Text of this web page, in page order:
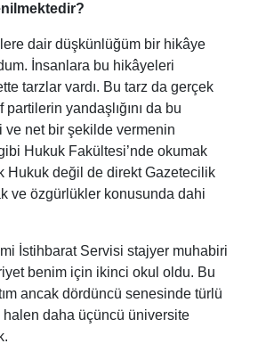
dair düşkünlüğüm bir hikâye
İnsanlara bu hikâyeleri
tarzlar vardı. Bu tarz da gerçek
yandaşlığını da bu
net bir şekilde vermenin
Hukuk Fakültesi’nde okumak
Hukuk değil de direkt Gazetecilik
ve özgürlükler konusunda dahi
İstihbarat Servisi stajyer muhabiri
benim için ikinci okul oldu. Bu
ancak dördüncü senesinde türlü
halen daha üçüncü üniversite